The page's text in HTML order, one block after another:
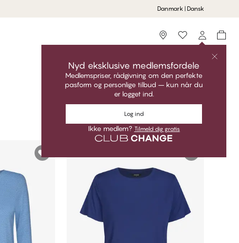
Danmark | Dansk
Storefinder
Nyd eksklusive medlemsfordele
Medlemspriser, rådgivning om den perfekte
pasform og personlige tilbud – kun når du
er logget ind.
Log ind
Ikke medlem? Tilmeld dig gratis
Sortér Anbefalet